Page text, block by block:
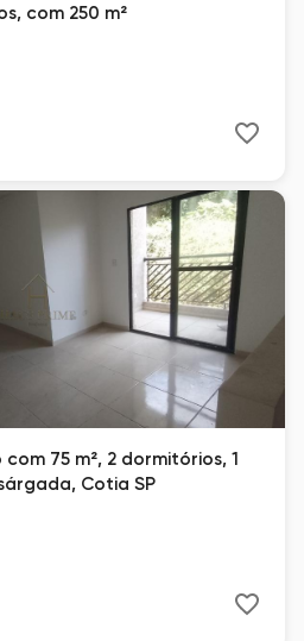
com 250 m²
75 m², 2 dormitórios, 1
Cotia SP